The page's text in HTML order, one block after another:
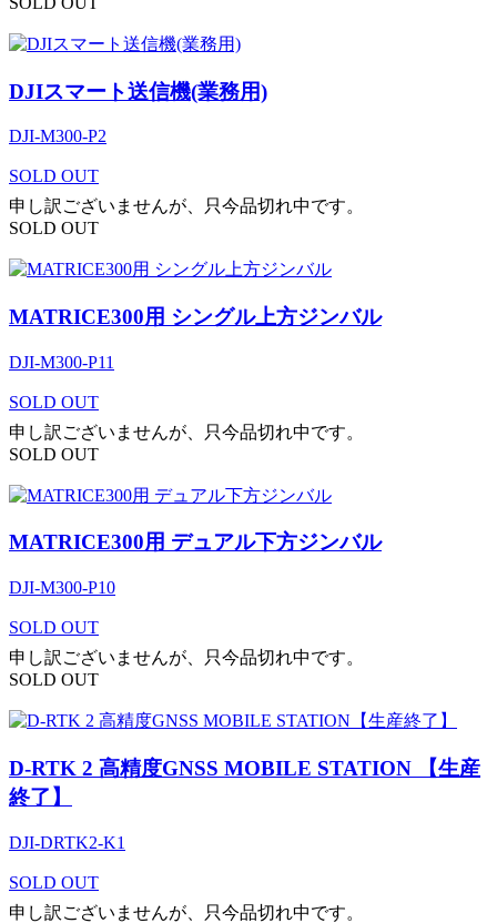
DJIスマート送信機(業務用)
DJI-M300-P2
SOLD OUT
申し訳ございませんが、只今品切れ中です。
SOLD OUT
MATRICE300用 シングル上方ジンバル
DJI-M300-P11
SOLD OUT
申し訳ございませんが、只今品切れ中です。
SOLD OUT
MATRICE300用 デュアル下方ジンバル
DJI-M300-P10
SOLD OUT
申し訳ございませんが、只今品切れ中です。
SOLD OUT
D-RTK 2 高精度GNSS MOBILE STATION 【生産
終了】
DJI-DRTK2-K1
SOLD OUT
申し訳ございませんが、只今品切れ中です。